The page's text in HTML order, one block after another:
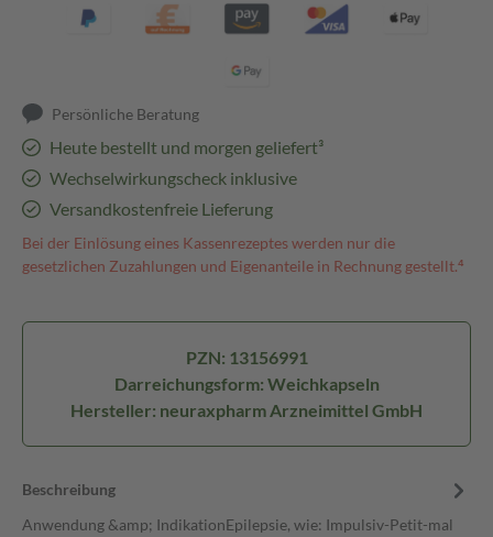
Persönliche Beratung
Heute bestellt und morgen geliefert³
Wechselwirkungscheck inklusive
Versandkostenfreie Lieferung
Bei der Einlösung eines Kassenrezeptes werden nur die
gesetzlichen Zuzahlungen und Eigenanteile in Rechnung gestellt.⁴
PZN: 13156991
Darreichungsform: Weichkapseln
Hersteller: neuraxpharm Arzneimittel GmbH
Beschreibung
Anwendung &amp; IndikationEpilepsie, wie: Impulsiv-Petit-mal